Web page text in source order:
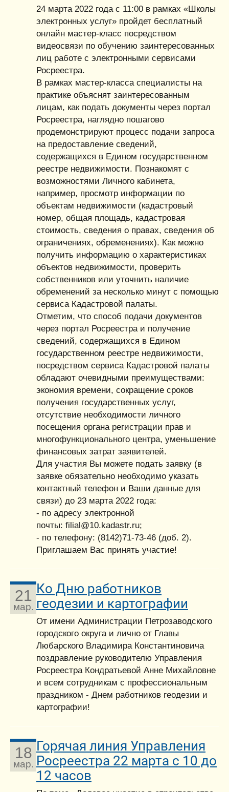
24 марта 2022 года с 11:00 в рамках «Школы
электронных услуг» пройдет бесплатный
онлайн мастер-класс посредством
видеосвязи по обучению заинтересованных
лиц работе с электронными сервисами
Росреестра.
В рамках мастер-класса специалисты на
практике объяснят заинтересованным
лицам, как подать документы через портал
Росреестра, наглядно пошагово
продемонстрируют процесс подачи запроса
на предоставление сведений,
содержащихся в Едином государственном
реестре недвижимости. Познакомят с
возможностями Личного кабинета,
например, просмотр информации по
объектам недвижимости (кадастровый
номер, общая площадь, кадастровая
стоимость, сведения о правах, сведения об
ограничениях, обременениях). Как можно
получить информацию о характеристиках
объектов недвижимости, проверить
собственников или уточнить наличие
обременений за несколько минут с помощью
сервиса Кадастровой палаты.
Отметим, что способ подачи документов
через портал Росреестра и получение
сведений, содержащихся в Едином
государственном реестре недвижимости,
посредством сервиса Кадастровой палаты
обладают очевидными преимуществами:
экономия времени, сокращение сроков
получения государственных услуг,
отсутствие необходимости личного
посещения органа регистрации прав и
многофункционального центра, уменьшение
финансовых затрат заявителей.
Для участия Вы можете подать заявку (в
заявке обязательно необходимо указать
контактный телефон и Ваши данные для
связи) до 23 марта 2022 года:
- по адресу электронной
почты: filial@10.kadastr.ru;
- по телефону: (8142)71-73-46 (доб. 2).
Приглашаем Вас принять участие!
21
мар.
Ко Дню работников
геодезии и картографии
От имени Администрации Петрозаводского
городского округа и лично от Главы
Любарского Владимира Константиновича
поздравление руководителю Управления
Росреестра Кондратьевой Анне Михайловне
и всем сотрудникам с профессиональным
праздником - Днем работников геодезии и
картографии!
18
мар.
Горячая линия Управления
Росреестра 22 марта с 10 до
12 часов